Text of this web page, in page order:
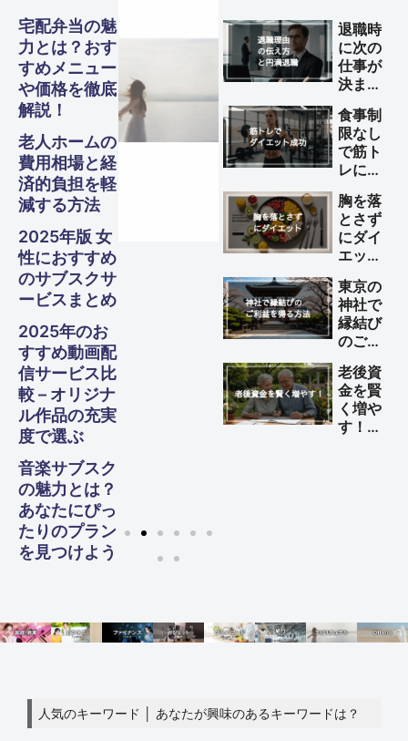
宅配弁当の魅
力とは？おす
すめメニュー
や価格を徹底
解説！
老人ホームの
費用相場と経
済的負担を軽
減する方法
2025年版 女
性におすすめ
のサブスクサ
ービスまとめ
2025年のお
すすめ動画配
信サービス比
較 – オリジナ
ル作品の充実
度で選ぶ
音楽サブスク
の魅力とは？
あなたにぴっ
たりのプラン
を見つけよう
ガジェ
ット
スピリ
チュア
ビジネ
ス
ファイ
ナンス
グル
メ・フ
旅行
美容・
健康
Other
S
ガジェ
ット
スピリ
チュア
ビジネ
ス
ファイ
ナンス
グル
メ・フ
旅行
美容・
健康
Other
S
ガジェ
ット
スピリ
チュア
ビジネ
ス
ファイ
ナンス
グル
メ・フ
旅行
美容・
健康
Other
S
退職時
に次の
仕事が
決まっ
い理由
の伝え
方と円
満退職
のため
のポイ
ント
食事制
限なし
で筋ト
レによ
エット
を成功
させる
方法
胸を落
とさず
にダイ
エット
法
東京の
神社で
縁結び
のご利
る方法
老後資
金を賢
く増や
す！
人気のキーワード │ あなたが興味のあるキーワードは？